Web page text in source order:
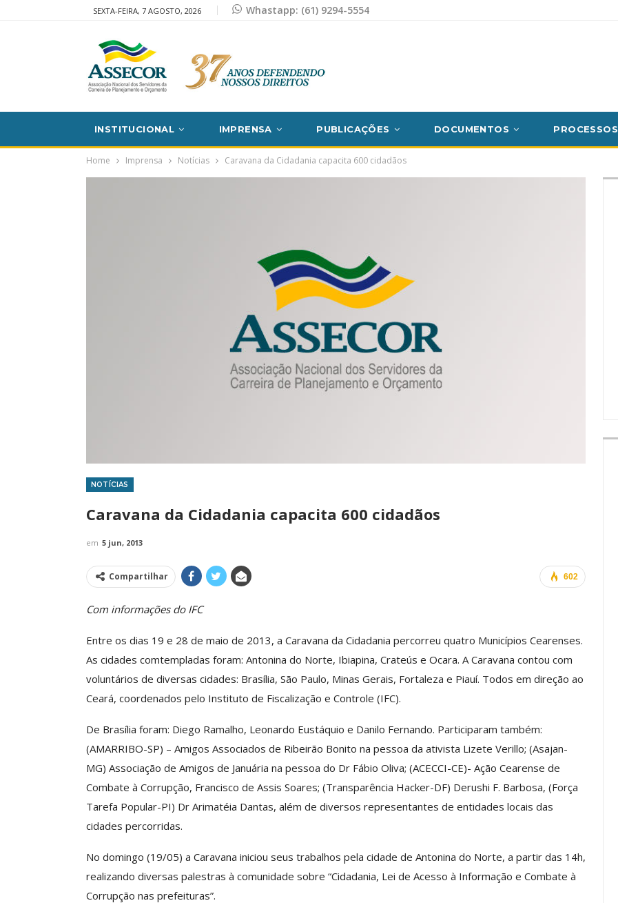
SEXTA-FEIRA, 7 AGOSTO, 2026 Whastapp: (61) 9294-5554
INSTITUCIONAL IMPRENSA PUBLICAÇÕES DOCUMENTOS PROCESSOS
Home Imprensa Notícias Caravana da Cidadania capacita 600 cidadãos
NOTÍCIAS
Caravana da Cidadania capacita 600 cidadãos
em 5 jun, 2013
602
Compartilhar
Com informações do IFC
Entre os dias 19 e 28 de maio de 2013, a Caravana da Cidadania percorreu quatro Municípios Cearenses.
As cidades comtempladas foram: Antonina do Norte, Ibiapina, Crateús e Ocara. A Caravana contou com
voluntários de diversas cidades: Brasília, São Paulo, Minas Gerais, Fortaleza e Piauí. Todos em direção ao
Ceará, coordenados pelo Instituto de Fiscalização e Controle (IFC).
De Brasília foram: Diego Ramalho, Leonardo Eustáquio e Danilo Fernando. Participaram também:
(AMARRIBO-SP) – Amigos Associados de Ribeirão Bonito na pessoa da ativista Lizete Verillo; (Asajan-
MG) Associação de Amigos de Januária na pessoa do Dr Fábio Oliva; (ACECCI-CE)- Ação Cearense de
Combate à Corrupção, Francisco de Assis Soares; (Transparência Hacker-DF) Derushi F. Barbosa, (Força
Tarefa Popular-PI) Dr Arimatéia Dantas, além de diversos representantes de entidades locais das
cidades percorridas.
No domingo (19/05) a Caravana iniciou seus trabalhos pela cidade de Antonina do Norte, a partir das 14h,
realizando diversas palestras à comunidade sobre “Cidadania, Lei de Acesso à Informação e Combate à
Corrupção nas prefeituras”.
Clube De Benefícios ASSECOR
Reúne Dezenas De Escolas De
Idiomas Com Condições…
Comunicacao 29 jun, 2026
Presidente Da ASSECOR
Comunicacao 5 ago, 2026
IMPRENSA